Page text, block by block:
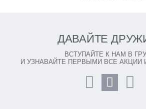
ДАВАЙТЕ
ВСТУПАЙТЕ К НАМ В
И УЗНАВАЙТЕ ПЕРВЫМИ ВСЕ АКЦИИ